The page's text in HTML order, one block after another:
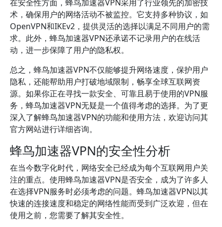
在安全性方面，蜂鸟加速器VPN采用了行业领先的加密技
术，确保用户的网络活动不被监控。它支持多种协议，如
OpenVPN和IKEv2，提供灵活的选择以满足不同用户的需
求。此外，蜂鸟加速器VPN还承诺不记录用户的在线活
动，进一步保障了用户的隐私权。
总之，蜂鸟加速器VPN不仅能够提升网络速度，保护用户
隐私，还能帮助用户打破地域限制，畅享全球互联网资
源。如果你正在寻找一款安全、可靠且易于使用的VPN服
务，蜂鸟加速器VPN无疑是一个值得考虑的选择。为了更
深入了解蜂鸟加速器VPN的功能和使用方法，欢迎访问其
官方网站进行详细咨询。
蜂鸟加速器VPN的安全性分析
在当今数字化时代，网络安全已经成为每个互联网用户关
注的重点。使用蜂鸟加速器VPN是否安全，成为了许多人
在选择VPN服务时必须考虑的问题。蜂鸟加速器VPN以其
快速的连接速度和稳定的网络性能而受到广泛欢迎，但在
使用之前，您需要了解其安全性。